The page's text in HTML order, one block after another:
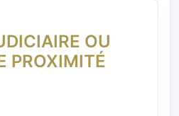
OU
PROXIMITÉ